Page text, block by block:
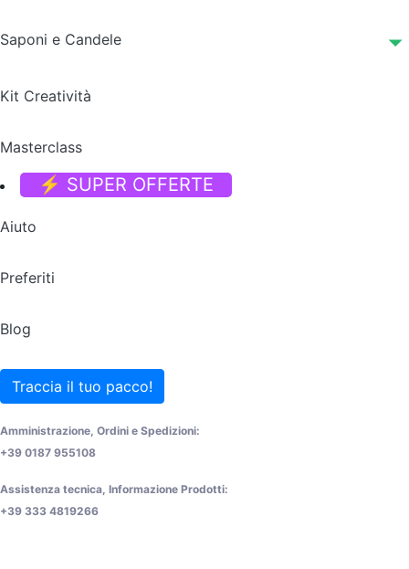
Saponi e Candele
Kit Creatività
Masterclass
⚡ SUPER OFFERTE
Aiuto
Preferiti
Blog
Traccia il tuo pacco!
Amministrazione, Ordini e Spedizioni:
+39 0187 955108
Assistenza tecnica, Informazione Prodotti:
+39 333 4819266